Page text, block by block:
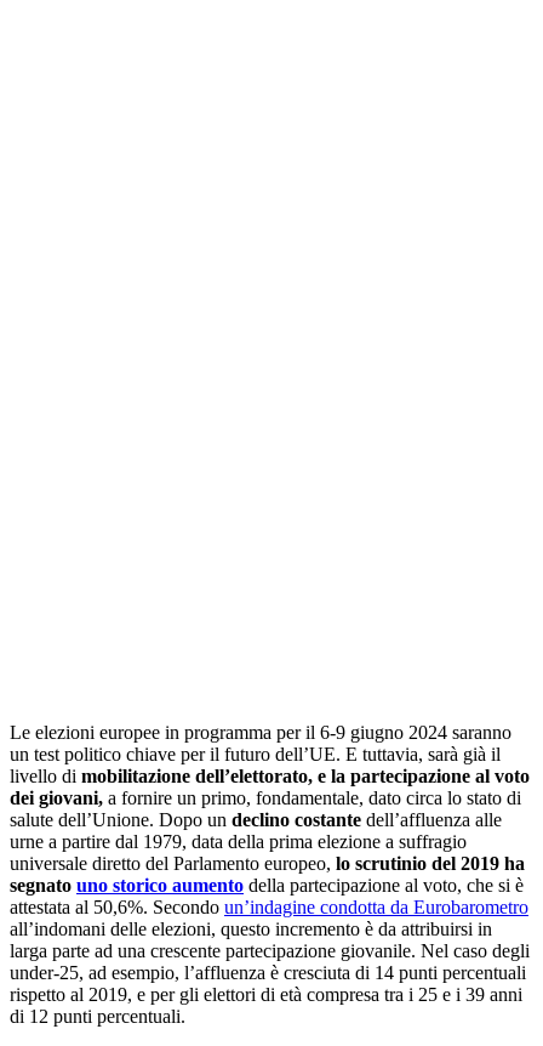
Le elezioni europee in programma per il 6-9 giugno 2024 saranno
un test politico chiave per il futuro dell’UE. E tuttavia, sarà già il
livello di mobilitazione dell’elettorato, e la partecipazione al voto
dei giovani, a fornire un primo, fondamentale, dato circa lo stato di
salute dell’Unione. Dopo un declino costante dell’affluenza alle
urne a partire dal 1979, data della prima elezione a suffragio
universale diretto del Parlamento europeo, lo scrutinio del 2019 ha
segnato uno storico aumento della partecipazione al voto, che si è
attestata al 50,6%. Secondo un’indagine condotta da Eurobarometro
all’indomani delle elezioni, questo incremento è da attribuirsi in
larga parte ad una crescente partecipazione giovanile. Nel caso degli
under-25, ad esempio, l’affluenza è cresciuta di 14 punti percentuali
rispetto al 2019, e per gli elettori di età compresa tra i 25 e i 39 anni
di 12 punti percentuali.